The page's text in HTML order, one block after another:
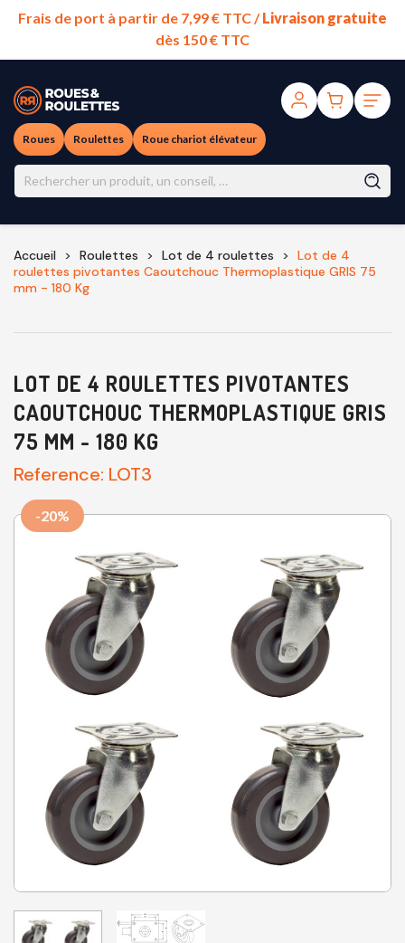
Frais de port à partir de 7,99 € TTC /Livraison gratuite
dès 150 € TTC
Roues Roulettes Roue chariot élévateur
Accueil Roulettes Lot de 4 roulettes
Lot de 4
roulettes pivotantes Caoutchouc Thermoplastique GRIS 75
mm - 180 Kg
LOT DE 4 ROULETTES PIVOTANTES
CAOUTCHOUC THERMOPLASTIQUE GRIS
75 MM - 180 KG
Reference: LOT3
-20%